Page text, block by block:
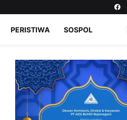
PERISTIWA SOSPOL